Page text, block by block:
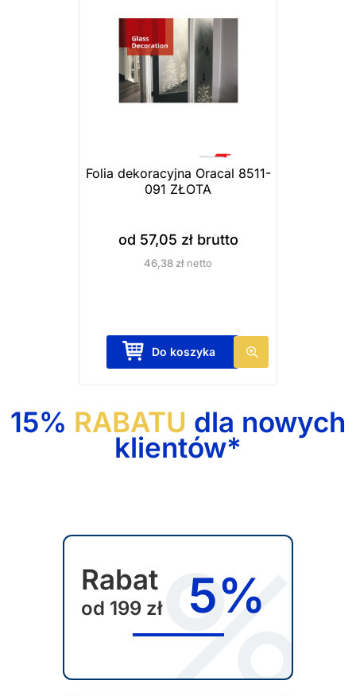
Folia dekoracyjna Oracal 8511-
091 ZŁOTA
od 57,05 złbrutto
46,38 złnetto
Do koszyka
p
r
t
a
w
15% RABATU dla nowych
klientów*
Rabat
od 199 zł 5%